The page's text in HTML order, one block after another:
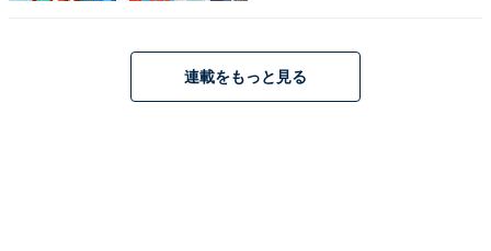
連載をもっと見る